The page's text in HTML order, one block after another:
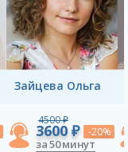
Зайцева Ольга
4500 ₽
3600 ₽ -20%
за 50 минут